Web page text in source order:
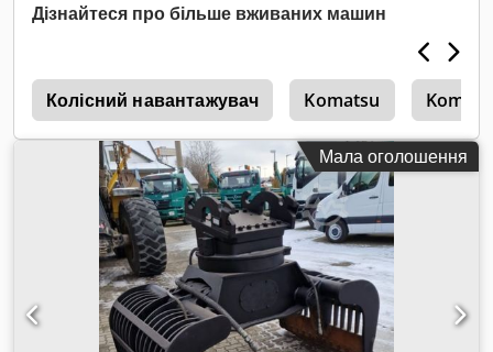
Дізнайтеся про більше вживаних машин
Колісний навантажувач Komatsu
Мала оголошення